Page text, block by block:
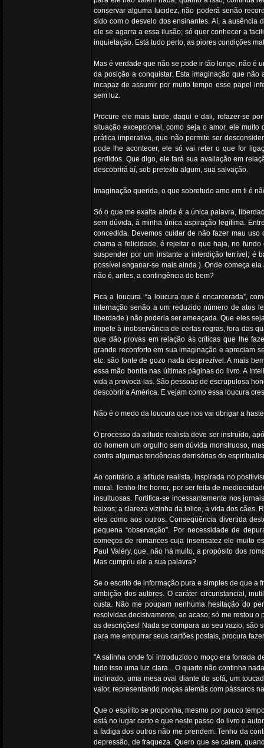
conservar alguma lucidez, não poderá senão
sido com o desvelo dos ensinantes. Aí, a ausência
ele se agarra a essa ilusão; só quer conhecer a
inquietação. Está tudo perto, as piores condições
Mas é verdade que não se pode ir tão longe, não é
da posição a conquistar. Esta imaginação que
incapaz de assumir por muito tempo esse papel
sem luz.
Procure ele mais tarde, daqui e dali, refazer-se
situação excepcional, como seja o amor, ele
prática imperativa, que não permite ser
pode lhe acontecer, ele só vai reter o que for
perdidos. Que digo, ele fará sua avaliação em
descobrirá aí, sob pretexto algum, sua salvação.
Imaginação querida, o que sobretudo amo em ti é
Só o que me exalta ainda é a única palavra,
sem dúvida, à minha única aspiração legítima.
concedida. Devemos cuidar de não fazer mau
chama a felicidade, é rejeitar o que haja, no
suspender por um instante a interdição terrível; é
possível enganar-se mais ainda ). Onde começa
não é, antes, a contingência do bem?
Fica a loucura. “a loucura que é encarcerada”,
internação senão a um reduzido número de atos
liberdade ) não poderia ser ameaçada. Que eles
impele à inobservância de certas regras, fora das
que dão provas em relação às críticas que lhe
grande reconforto em sua imaginação e apreciam
etc. são fonte de gozo nada desprezível. A mais
essa mão bonita nas últimas páginas do livro. A
vida a provoca-las. São pessoas de escrupulosa
descobrir a América. E vejam como essa loucura
Não é o medo da loucura que nos vai obrigar a
O processo da atitude realista deve ser instruído,
do homem um orgulho sem dúvida monstruoso,
contra algumas tendências derrisórias do
Ao contrário, a atitude realista, inspirada no
moral. Tenho-lhe horror, por ser feita de
insultuosas. Fortifica-se incessantemente nos
baixos; a clareza vizinha da tolice, a vida dos cães.
eles como aos outros. Conseqüência divertida
pequena “observação”. Por necessidade de
começos de romances cuja insensatez ele muito
Paul Valéry, que, não há muito, a propósito dos
Mas cumpriu ele a sua palavra?
Se o escrito de informação pura e simples de que a
ambição dos autores. O caráter circunstancial,
custa. Não me poupam nenhuma hesitação do
resolvidas decisivamente, ao acaso; só me restou
as descrições! Nada se compara ao seu vazio; são
para me empurrar seus cartões postais, procura
"A salinha onde foi introduzido o moço era forrada
tudo isso uma luz clara... O quarto não continha
inclinado, uma mesa oval diante do sofá, um
valor, representando moças alemãs com pássaros
Que o espírito se proponha, mesmo por pouco
está no lugar certo e que neste passo do livro o
a fadiga dos outros não me prendem. Tenho da
depressão, de fraqueza. Quero que se calem,